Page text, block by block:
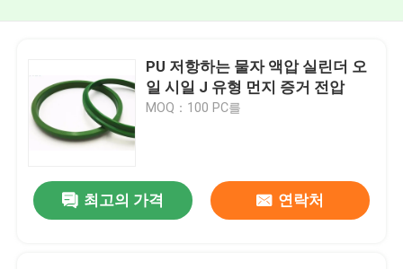
PU 저항하는 물자 액압 실린더 오
일 시일 J 유형 먼지 증거 전압
MOQ：100 PC를
최고의 가격 연락처